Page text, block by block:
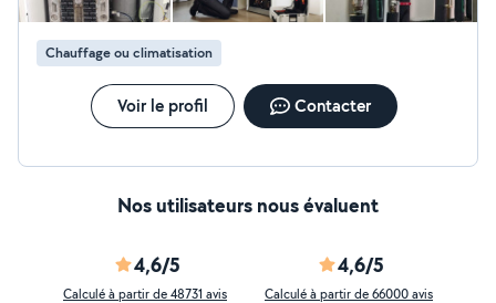
Chauffage ou climatisation
Voir le profil Contacter
Nos utilisateurs nous évaluent
4,6/5
Calculé à partir de 48731 avis
4,6/5
Calculé à partir de 66000 avis